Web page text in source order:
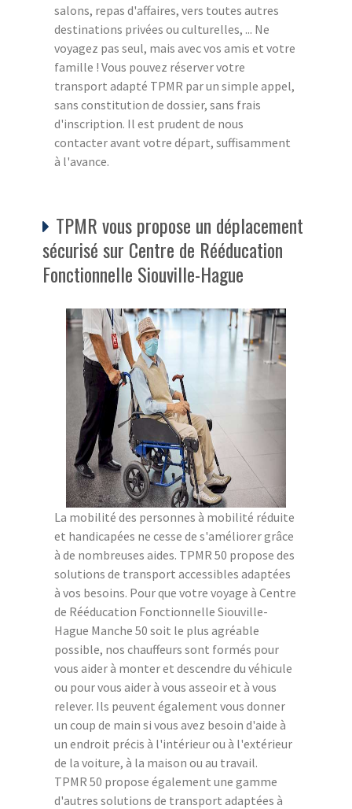
salons, repas d'affaires, vers toutes autres
destinations privées ou culturelles, ... Ne
voyagez pas seul, mais avec vos amis et votre
famille ! Vous pouvez réserver votre
transport adapté TPMR par un simple appel,
sans constitution de dossier, sans frais
d'inscription. Il est prudent de nous
contacter avant votre départ, suffisamment
à l'avance.
TPMR vous propose un déplacement
sécurisé sur Centre de Rééducation
Fonctionnelle Siouville-Hague
La mobilité des personnes à mobilité réduite
et handicapées ne cesse de s'améliorer grâce
à de nombreuses aides. TPMR 50 propose des
solutions de transport accessibles adaptées
à vos besoins. Pour que votre voyage à Centre
de Rééducation Fonctionnelle Siouville-
Hague Manche 50 soit le plus agréable
possible, nos chauffeurs sont formés pour
vous aider à monter et descendre du véhicule
ou pour vous aider à vous asseoir et à vous
relever. Ils peuvent également vous donner
un coup de main si vous avez besoin d'aide à
un endroit précis à l'intérieur ou à l'extérieur
de la voiture, à la maison ou au travail.
TPMR 50 propose également une gamme
d'autres solutions de transport adaptées à